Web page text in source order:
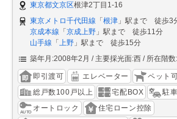
東京都文京区根津2丁目1-16
東京メトロ千代田線 「 根津 」駅まで 徒歩3
京成本線 「 京成上野 」駅まで 徒歩11分
山手線 「 上野 」駅まで 徒歩15分
築年月:2008年2月
主要採光面:西 所在階
即引渡可 エレベーター
ペット
総戸数100戸以上
宅配BOX
駐
オートロック
住宅ローン控除